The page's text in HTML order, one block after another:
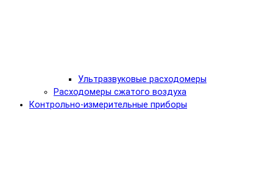
Ультразвуковые расходомеры
Расходомеры сжатого воздуха
Контрольно-измерительные приборы